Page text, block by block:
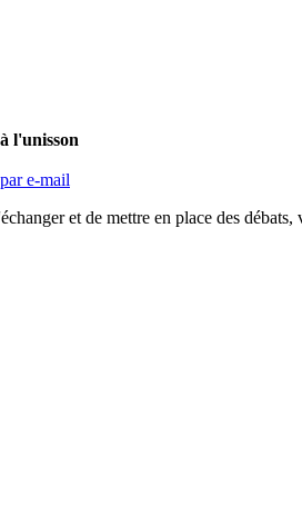
l'unisson
e-mail
et de mettre en place des débats,